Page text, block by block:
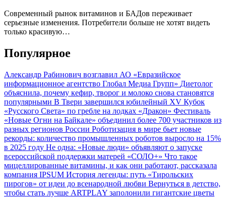
Современный рынок витаминов и БАДов переживает
серьезные изменения. Потребители больше не хотят видеть
только красивую…
Популярное
Александр Рабинович возглавил АО «Евразийское
информационное агентство Глобал Медиа Групп» Диетолог
объяснила, почему кефир, творог и молоко снова становятся
популярными В Твери завершился юбилейный XV Кубок
«Русского Света» по гребле на лодках «Дракон» Фестиваль
«Новые Огни на Байкале» объединил более 700 участников из
разных регионов России Роботизация в мире бьет новые
рекорды: количество промышленных роботов выросло на 15%
в 2025 году Не одна: «Новые люди» объявляют о запуске
всероссийской поддержки матерей «СОЛО+» Что такое
мицеллированные витамины, и как они работают, рассказала
компания IPSUM История легенды: путь «Тирольских
пирогов» от идеи до всенародной любви Вернуться в детство,
чтобы стать лучше ARTPLAY заполонили гигантские цветы